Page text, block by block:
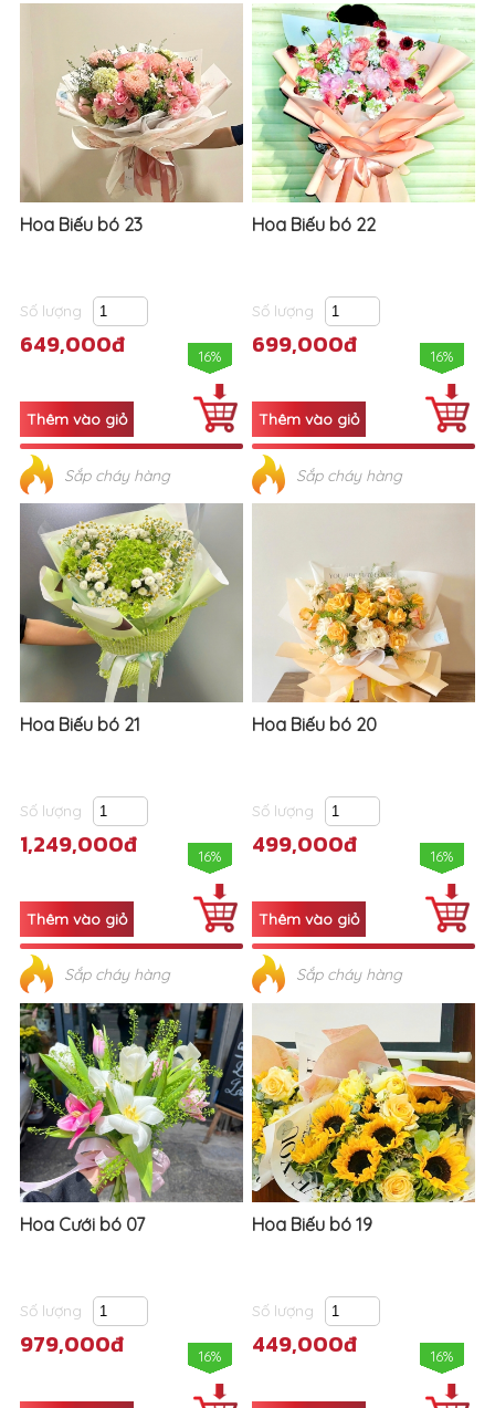
Hoa Biếu bó 23
Số lượng
649,000đ 16%
Sắp cháy hàng
Hoa Biếu bó 22
Số lượng
699,000đ 16%
Sắp cháy hàng
Hoa Biếu bó 21
Số lượng
1,249,000đ 16%
Sắp cháy hàng
Hoa Biếu bó 20
Số lượng
499,000đ 16%
Sắp cháy hàng
Hoa Cưới bó 07
Số lượng
979,000đ 16%
Hoa Biếu bó 19
Số lượng
449,000đ 16%